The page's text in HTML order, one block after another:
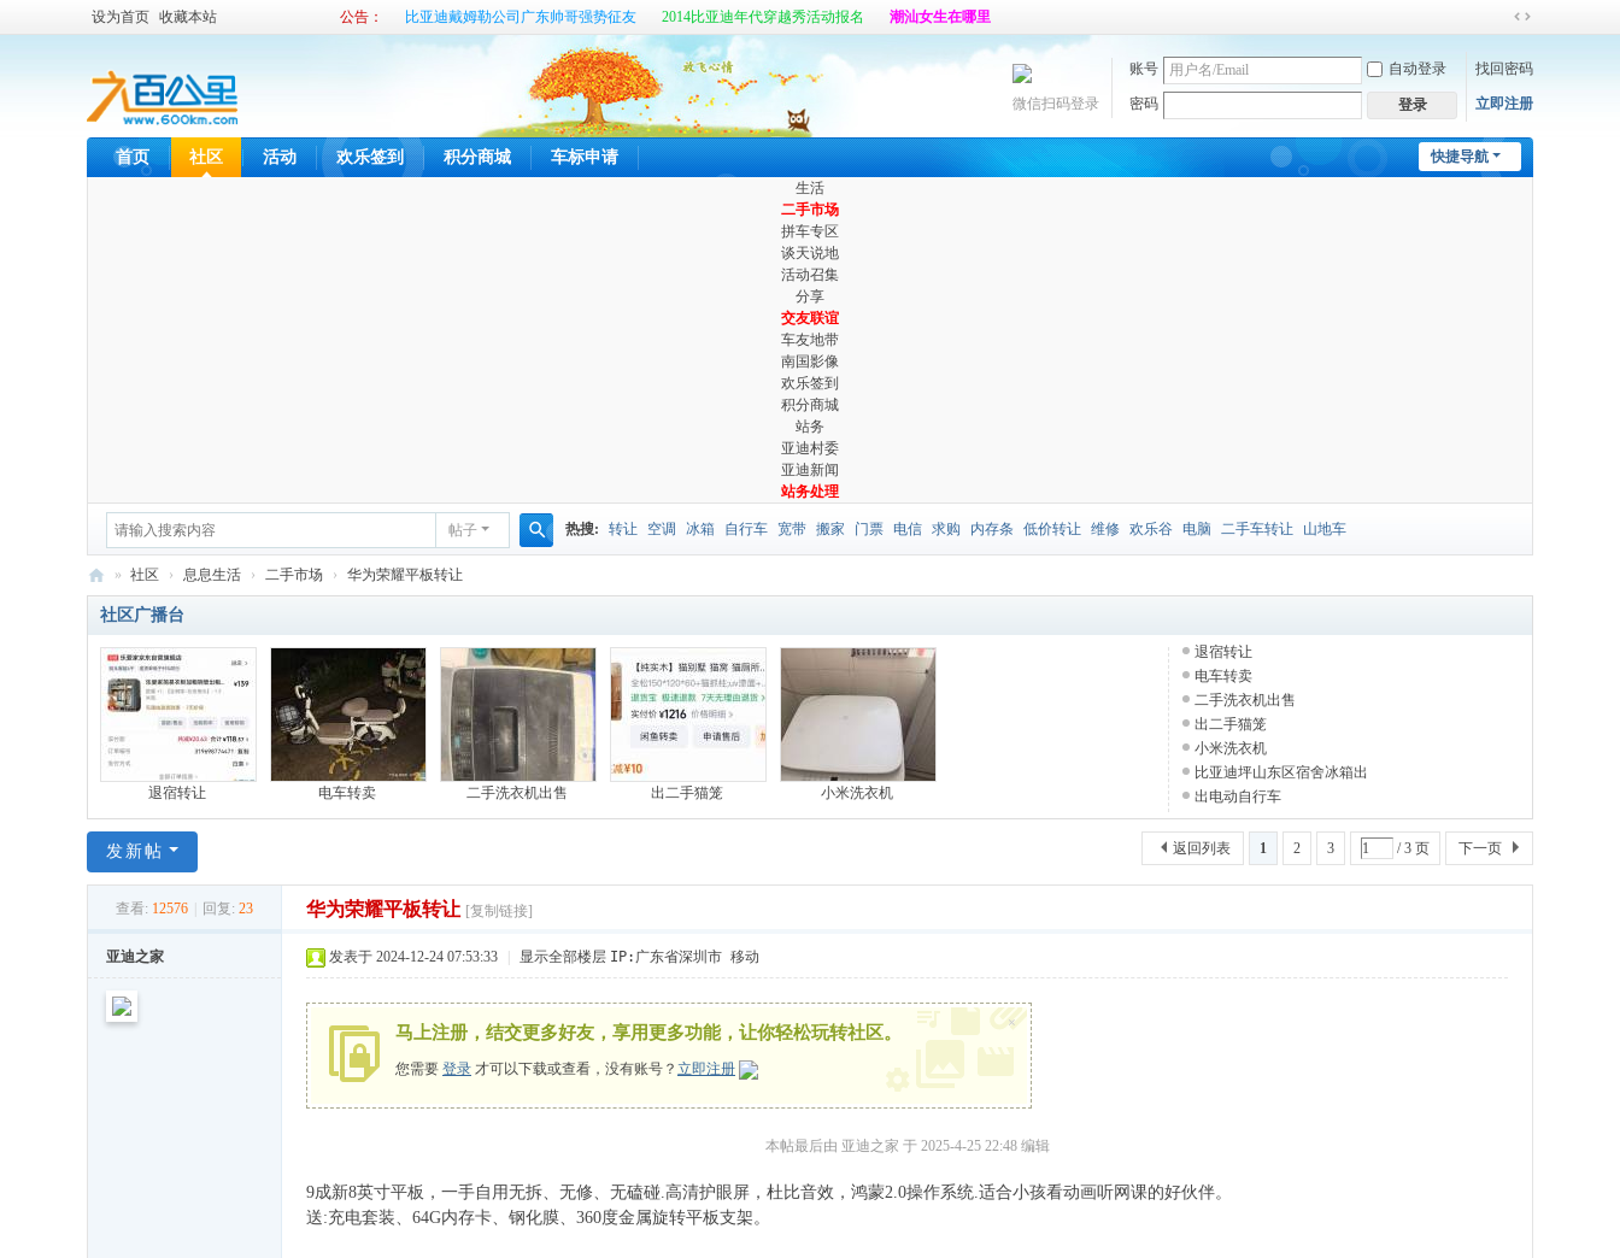
设为首页 收藏本站
切
换
到
宽
账号 自动登录 找回密码
密码 登录 立即注册
微信扫码登录
快捷导航
首页 社区 活动 欢乐签到 积分商城 车标申请
生活
二手市场
拼车专区
谈天说地
活动召集
分享
交友联谊
车友地带
南国影像
欢乐签到
积分商城
站务
亚迪村委
亚迪新闻
站务处理
帖子
索
热搜: 转让 空调 冰箱 自行车 宽带 搬家 门票 电信 求购 内存条 低价转让 维修 欢乐谷 电脑 二手车转让 山地车
六
百
比
亚
员
» 社区 › 息息生活 › 二手市场 › 华为荣耀平板转让
社区广播台
退宿转让 电车转卖 二手洗衣机出售 出二手猫笼 小米洗衣机
退宿转让
电车转卖
二手洗衣机出售
出二手猫笼
小米洗衣机
比亚迪坪山东区宿舍冰箱出
出电动自行车
1 2 3 / 3 页 下一页
返回列表
发新帖
查看: 12576 回复: 23 华为荣耀平板转让 [复制链接]
亚迪之家 发表于 2024-12-24 07:53:33 显示全部楼层 IP:广东省深圳市 移动
马上注册，结交更多好友，享用更多功能，让你轻松玩转社区。
您需要 登录 才可以下载或查看，没有账号？ 立即注册
×
本帖最后由 亚迪之家 于 2025-4-25 22:48 编辑
9成新8英寸平板，一手自用无拆、无修、无磕碰.高清护眼屏，杜比音效，鸿蒙2.0操作系统.适合小孩看动画听网课的好伙伴。
送:充电套装、64G内存卡、钢化膜、360度金属旋转平板支架。
公告：
比亚迪戴姆勒公司广东帅哥强势征友
2014比亚迪年代穿越秀活动报名
潮汕女生在哪里
比亚迪内部租车发布帖
真心寻找那个她 六百公里最新客户端开放体验啦